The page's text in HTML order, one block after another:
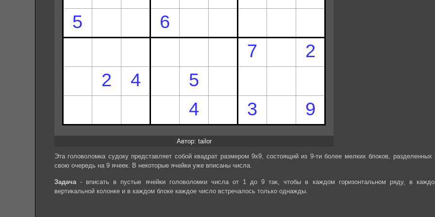
Автор: tailor
Эта головоломка судоку представляет собой квадрат размером 9х9, состоящий из 9-ти более мелких блоков, разделенных
свою очередь на 9 ячеек. В некоторые ячейки уже вписаны числа.
Задача- вписать в пустые ячейки головоломки числа от 1 до 9 так, чтобы в каждом горизонтальном ряду, в
вертикальной колонке и в каждом блоке каждое число встречалось только однажды.